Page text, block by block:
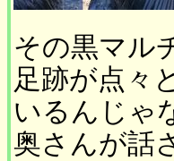
その黒マル
足跡が点々
いるんじゃ
奥さんが話